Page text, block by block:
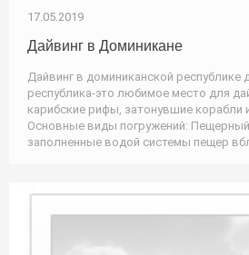
17.05.2019
Дайвинг в Доминикане
Дайвинг в доминиканской республике
республика-это любимое место для
карибские рифы, затонувшие корабли
Основные виды погружений: Пещерный
заполненные водой системы пещер